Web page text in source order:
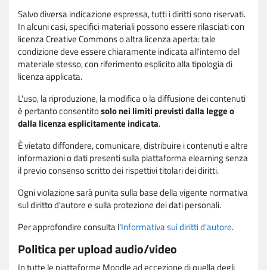
Salvo diversa indicazione espressa, tutti i diritti sono riservati.
In alcuni casi, specifici materiali possono essere rilasciati con
licenza Creative Commons o altra licenza aperta: tale
condizione deve essere chiaramente indicata all'interno del
materiale stesso, con riferimento esplicito alla tipologia di
licenza applicata.
L'uso, la riproduzione, la modifica o la diffusione dei contenuti
è pertanto consentitosolo nei limiti previsti dalla legge o
dalla licenza esplicitamente indicata.
È vietato diffondere, comunicare, distribuire i contenuti e altre
informazioni o dati presenti sulla piattaforma elearning senza
il previo consenso scritto dei rispettivi titolari dei diritti.
Ogni violazione sarà punita sulla base della vigente normativa
sul diritto d'autore e sulla protezione dei dati personali.
Per approfondire consulta l'Informativa sui diritti d'autore.
Politica per upload audio/video
In tutte le piattaforme Moodle ad eccezione di quella degli